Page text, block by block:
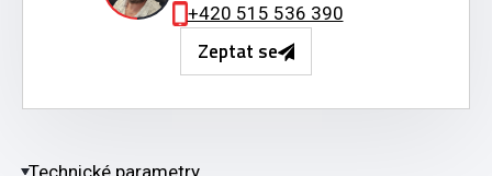
+420 515 536 390
Zeptat se
Technické parametry